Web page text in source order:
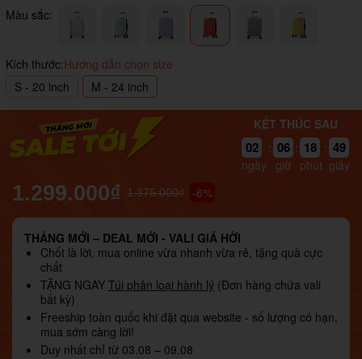
Màu sắc:
Kích thước:Hướng dẫn chọn size
S - 20 inch
M - 24 inch
KẾT THÚC SAU
02
ngày
: 06
giờ
: 18
phút
: 47
giây
1.299.000₫ 1.375.000₫ -6%
THÁNG MỚI – DEAL MỚI - VALI GIÁ HỜI
Chốt là lời, mua online vừa nhanh vừa rẻ, tặng quà cực
chất
TẶNG NGAY Túi phân loại hành lý (Đơn hàng chứa vali
bất kỳ)
Freeship toàn quốc khi đặt qua website - số lượng có hạn,
mua sớm càng lời!
Duy nhất chỉ từ 03.08 – 09.08